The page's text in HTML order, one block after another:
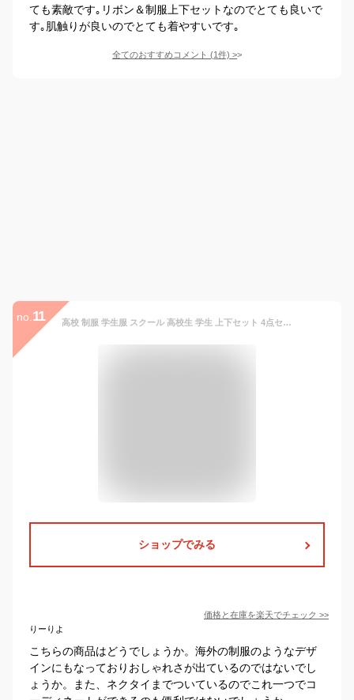
ても素敵です｡リボン＆制服上下セットなのでとても良いで
す｡肌触りが良いのでとても着やすいです｡
全てのおすすめコメント (1件) >
no. 11 高校 制服 学生服 スクール 高校生 学生 上下セット 4点セット 卒業式スーツ 入学式スーツ 女子 男子 高生 制服 男子 学生服 男子高校制服 女子高生制服 セーラー服 JK制服 コスプレ 学園祭 発表会 卒園式 卒業式
ショップでみる
価格と在庫を楽天でチェック >>
りーりよ
こちらの商品はどうでしょうか。海外の制服のようなデザ
インにもなっておりおしゃれさが出ているのではないでし
ょうか。また、ネクタイまでついているのでこれ一つでコ